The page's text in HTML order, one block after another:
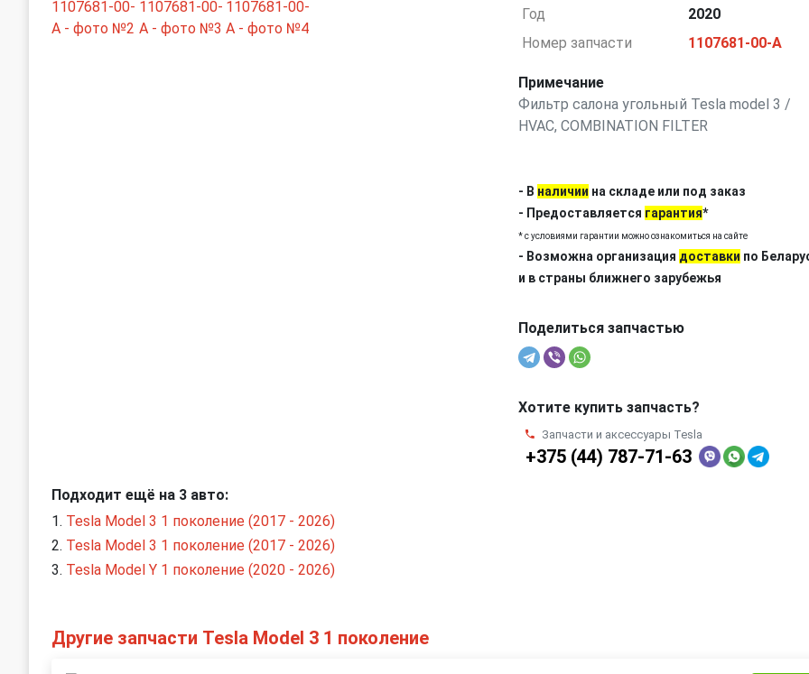
Год
2020
Номер запчасти
1107681-00-A
Примечание
Фильтр салона угольный Tesla model 3 /
HVAC, COMBINATION FILTER
- В наличии на складе или под заказ
- Предоставляется гарантия*
* с условиями гарантии можно ознакомиться на сайте
- Возможна организация доставки по
и в страны ближнего зарубежья
Поделиться запчастью
Хотите купить запчасть?
Запчасти и аксессуары Tesla
+375 (44) 787-71-63
Подходит ещё на 3 авто:
Tesla Model 3 1 поколение (2017 - 2026)
Tesla Model 3 1 поколение (2017 - 2026)
Tesla Model Y 1 поколение (2020 - 2026)
Другие запчасти Tesla Model 3 1 поколение